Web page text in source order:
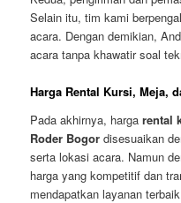
Selain itu, tim kami
acara. Dengan demikian,
acara tanpa khawatir soal
Harga Rental Kursi, Meja,
Pada akhirnya, hargarental
Roder Bogor disesuaikan
serta lokasi acara. Namun
harga yang kompetitif dan
mendapatkan layanan